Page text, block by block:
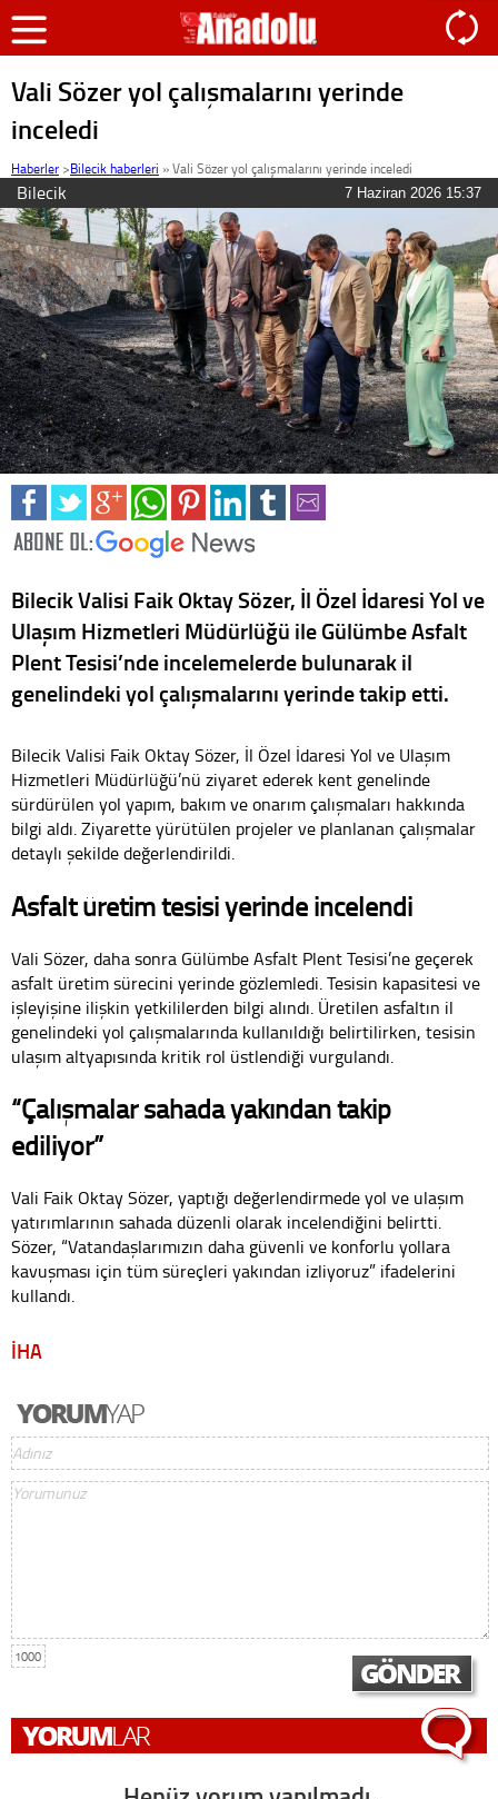
Vali Sözer yol çalışmalarını yerinde
inceledi
Haberler >Bilecik haberleri »Vali Sözer yol çalışmalarını yerinde inceledi
Bilecik 7 Haziran 2026 15:37
Bilecik Valisi Faik Oktay Sözer, İl Özel İdaresi Yol ve
Ulaşım Hizmetleri Müdürlüğü ile Gülümbe Asfalt
Plent Tesisi’nde incelemelerde bulunarak il
genelindeki yol çalışmalarını yerinde takip etti.
Bilecik Valisi Faik Oktay Sözer, İl Özel İdaresi Yol ve Ulaşım
Hizmetleri Müdürlüğü’nü ziyaret ederek kent genelinde
sürdürülen yol yapım, bakım ve onarım çalışmaları hakkında
bilgi aldı. Ziyarette yürütülen projeler ve planlanan çalışmalar
detaylı şekilde değerlendirildi.
Asfalt üretim tesisi yerinde incelendi
Vali Sözer, daha sonra Gülümbe Asfalt Plent Tesisi’ne geçerek
asfalt üretim sürecini yerinde gözlemledi. Tesisin kapasitesi ve
işleyişine ilişkin yetkililerden bilgi alındı. Üretilen asfaltın il
genelindeki yol çalışmalarında kullanıldığı belirtilirken, tesisin
ulaşım altyapısında kritik rol üstlendiği vurgulandı.
“Çalışmalar sahada yakından takip
ediliyor”
Vali Faik Oktay Sözer, yaptığı değerlendirmede yol ve ulaşım
yatırımlarının sahada düzenli olarak incelendiğini belirtti.
Sözer, “Vatandaşlarımızın daha güvenli ve konforlu yollara
kavuşması için tüm süreçleri yakından izliyoruz” ifadelerini
kullandı.
İHA
1000